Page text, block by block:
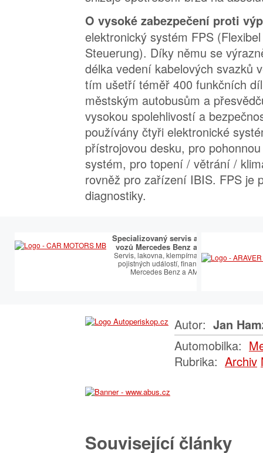
O vysoké zabezpečení proti
elektronický systém FPS
Steuerung). Díky němu se
délka vedení kabelových svazků
tím ušetří téměř 400 funkčních
městským autobusům a
vysokou spolehlivostí a
používány čtyři elektronické
přístrojovou desku, pro
systém, pro topení / větrání /
rovněž pro zařízení IBIS. FPS je
diagnostiky.
Specializovaný servis a prodej
vozů Mercedes Benz a AMG.
Servis, lakovna, klempírna, řešení
pojistných událostí, financování
Mercedes Benz a AMG.
Autor: Jan
Automobilka:
Rubrika: Archiv
Související články